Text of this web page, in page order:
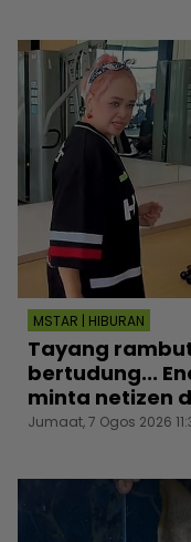
MSTAR | HIBURAN
Tayang
bertudung...
minta netizen
Jumaat, 7 Ogos 2026